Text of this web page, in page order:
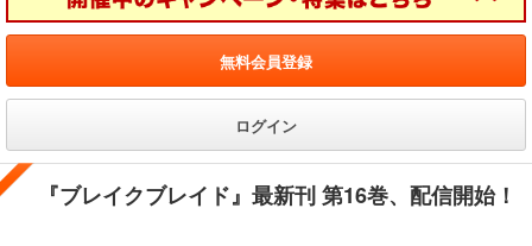
無料会員登録
ログイン
『ブレイクブレイド』最新刊 第16巻、配信開始！